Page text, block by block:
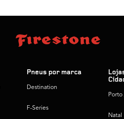
Pneus por marca
Destination
F-Series
Natal